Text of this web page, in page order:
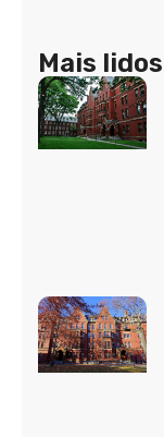
Mais lidos